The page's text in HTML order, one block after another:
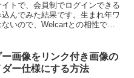
トで、会員制でログインできる
んでみた結果です。生まれ年ワ
いので、Welcartとの相性では
画像をリンク付き画像の
ダー仕様にする方法